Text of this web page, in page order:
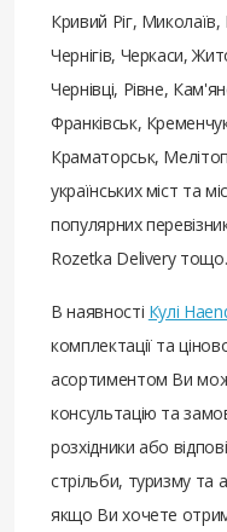
Кривий Ріг,
Чернігів, Черкаси,
Чернівці, Рівне,
Франківськ,
Краматорськ,
українських міст та
популярних
Rozetka Delivery тощо.
В наявності Кулі
комплектації та
асортиментом Ви
консультацію та
розхідники або
стрільби, туризму та
якщо Ви хочете